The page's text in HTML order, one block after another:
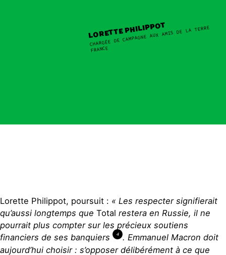
LORETTE PHILIPPOT
CHARGÉE DE CAMPAGNE AUX AMIS DE LA TERRE
FRANCE
Lorette Philippot, poursuit : « Les respecter signifierait
qu’aussi longtemps que Total restera en Russie, il ne
pourrait plus compter sur les précieux soutiens
financiers de ses banquiers
4 . Emmanuel Macron doit
aujourd’hui choisir : s’opposer délibérément à ce que